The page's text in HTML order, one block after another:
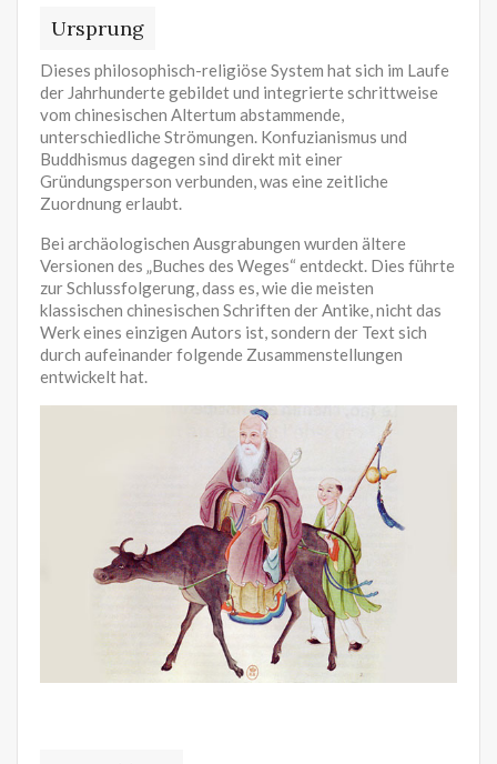
Ursprung
Dieses philosophisch-religiöse System hat sich im Laufe
der Jahrhunderte gebildet und integrierte schrittweise
vom chinesischen Altertum abstammende,
unterschiedliche Strömungen. Konfuzianismus und
Buddhismus dagegen sind direkt mit einer
Gründungsperson verbunden, was eine zeitliche
Zuordnung erlaubt.
Bei archäologischen Ausgrabungen wurden ältere
Versionen des „Buches des Weges“ entdeckt. Dies führte
zur Schlussfolgerung, dass es, wie die meisten
klassischen chinesischen Schriften der Antike, nicht das
Werk eines einzigen Autors ist, sondern der Text sich
durch aufeinander folgende Zusammenstellungen
entwickelt hat.